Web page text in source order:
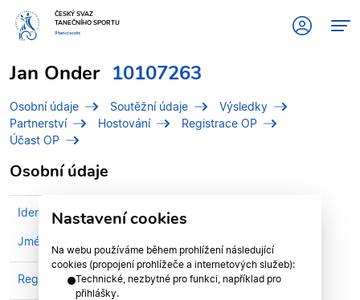
ČESKÝ SVAZ
TANEČNÍHO SPORTU
#tanciscsts
Jan Onder 10107263
Osobní údaje Soutěžní údaje
Výsledky
Partnerství
Hostování
Registrace OP
Účast OP
Osobní údaje
Identifikační číslo (IDT)
Jméno
Registrován v klubu TK MDK SOKOLOV, z.s.
Nastavení cookies
Na webu používáme během prohlížení následující
cookies (propojení prohlížeče a internetových služeb):
Technické, nezbytné pro funkci, například pro
přihlášky.